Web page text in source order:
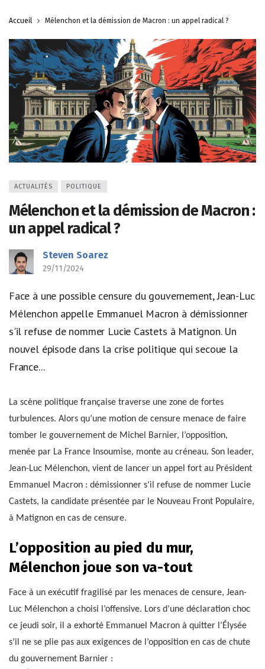
Accueil Mélenchon et la démission de Macron : un appel radical ?
ACTUALITÉS POLITIQUE
Mélenchon et la démission de Macron :
un appel radical ?
Steven Soarez
29/11/2024
Face à une possible censure du gouvernement, Jean-Luc
Mélenchon appelle Emmanuel Macron à démissionner
s'il refuse de nommer Lucie Castets à Matignon. Un
nouvel épisode dans la crise politique qui secoue la
France...
La scène politique française traverse une zone de fortes
turbulences. Alors qu’une motion de censure menace de faire
tomber le gouvernement de Michel Barnier, l’opposition,
menée par La France Insoumise, monte au créneau. Son leader,
Jean-Luc Mélenchon, vient de lancer un appel fort au Président
Emmanuel Macron : démissionner s’il refuse de nommer Lucie
Castets, la candidate présentée par le Nouveau Front Populaire,
à Matignon en cas de censure.
L’opposition au pied du mur,
Mélenchon joue son va-tout
Face à un exécutif fragilisé par les menaces de censure, Jean-
Luc Mélenchon a choisi l’offensive. Lors d’une déclaration choc
ce jeudi soir, il a exhorté Emmanuel Macron à quitter l’Élysée
s’il ne se plie pas aux exigences de l’opposition en cas de chute
du gouvernement Barnier :